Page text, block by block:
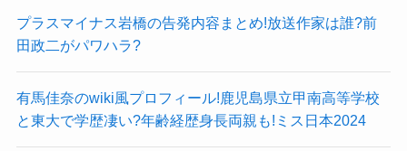
プラスマイナス岩橋の告発内容まとめ!放送作家は誰?前
田政二がパワハラ?
有馬佳奈のwiki風プロフィール!鹿児島県立甲南高等学校
と東大で学歴凄い?年齢経歴身長両親も!ミス日本2024